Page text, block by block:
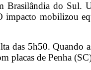
Brasilândia do
mobilizou
5h50. Quando
placas de Penha